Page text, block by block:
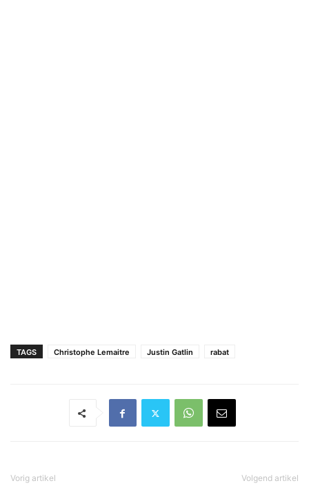
TAGS Christophe Lemaitre Justin Gatlin rabat
Vorig artikel Volgend artikel